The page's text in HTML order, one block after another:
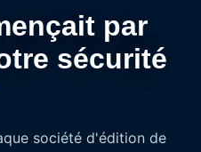
par
sécurité
société d'édition de